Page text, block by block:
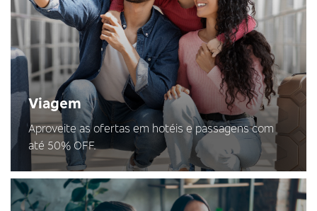
Viagem
Aproveite as ofertas em hotéis e passagens com
até 50% OFF.